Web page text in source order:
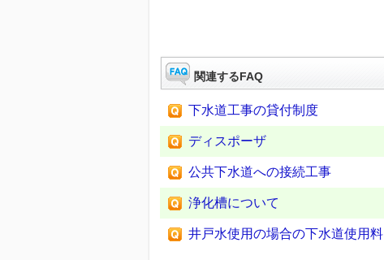
関連するFAQ
下水道工事の貸付制度
ディスポーザ
公共下水道への接続工事
浄化槽について
井戸水使用の場合の下水道使用料